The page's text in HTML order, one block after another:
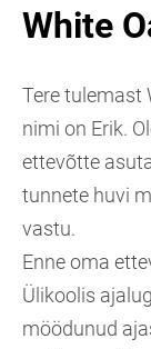
White
Tere tulemast
nimi on Erik.
ettevõtte
tunnete huvi
vastu.
Enne oma
Ülikoolis
möödunud